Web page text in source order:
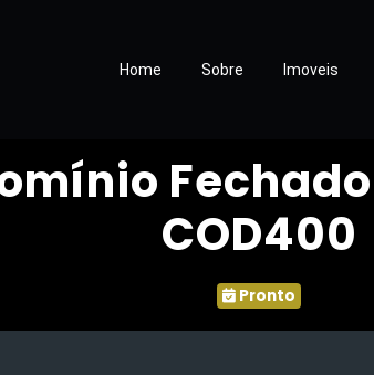
Home Sobre Imoveis
COD400
Pronto